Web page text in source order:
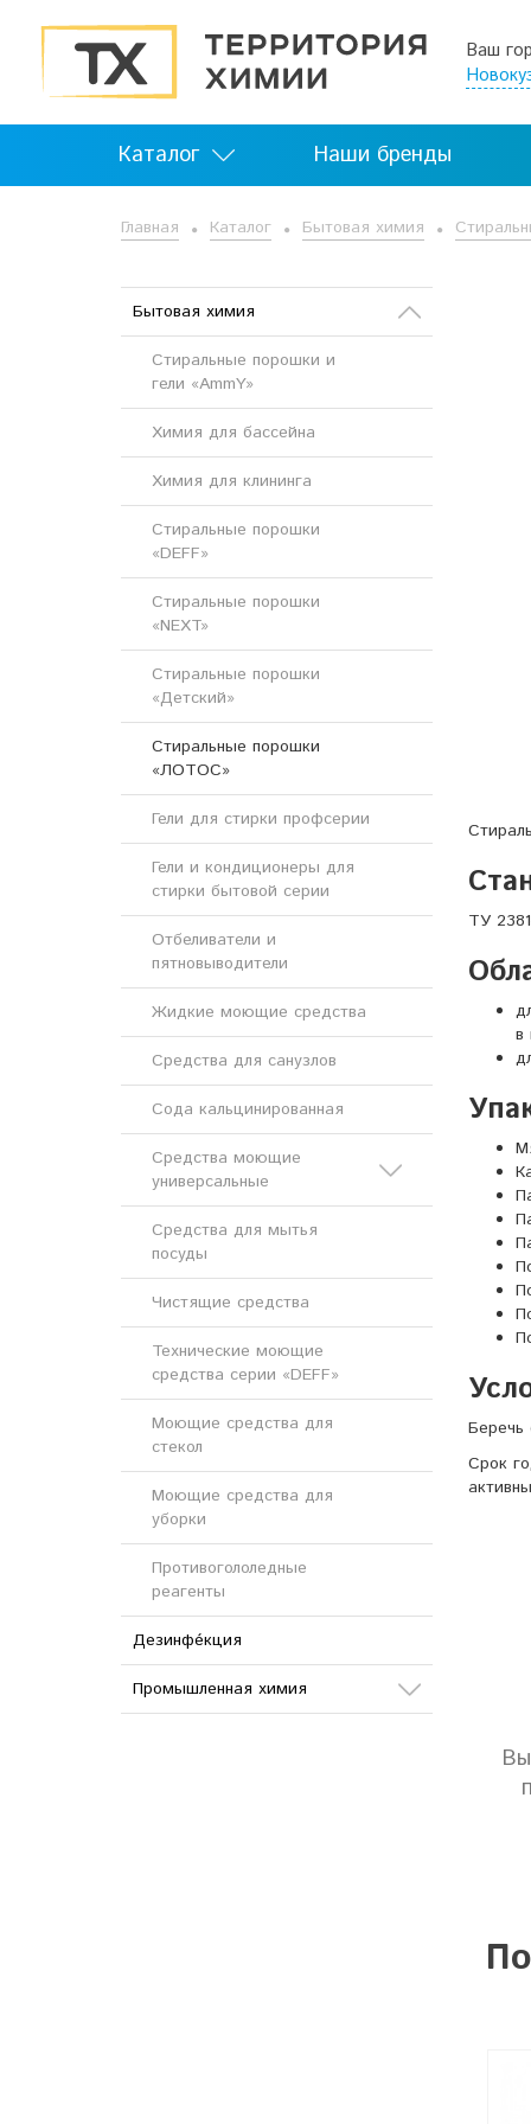
Ваш
Каталог Наши бренды
Главная Каталог Бытовая химия
ТУ
в
Беречь
Срок
Бытовая химия
Стиральные порошки и
гели «AmmY»
Химия для бассейна
Химия для клининга
Стиральные порошки
«DEFF»
Стиральные порошки
«NEXT»
Стиральные порошки
«Детский»
Стиральные порошки
«ЛОТОС»
Гели для стирки профсерии
Гели и кондиционеры для
стирки бытовой серии
Отбеливатели и
пятновыводители
Жидкие моющие средства
Средства для санузлов
Сода кальцинированная
Средства моющие
универсальные
Кислотные моющие
средства
Щелочные моющие
средства
Средства для мытья
посуды
Чистящие средства
Технические моющие
средства серии «DEFF»
Моющие средства для
стекол
Моющие средства для
уборки
Противогололедные
реагенты
Дезинфе́кция
Промышленная химия